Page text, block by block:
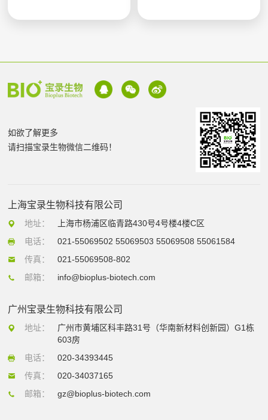
如欲了解更多
请扫描宝录生物微信二维码！
上海宝录生物科技有限公司
地址：
上海市杨浦区临青路430号4号楼4楼C区
电话：
021-55069502 55069503 55069508 55061584
传真：
021-55069508-802
邮箱：
info@bioplus-biotech.com
广州宝录生物科技有限公司
地址：
广州市黄埔区科丰路31号（华南新材料创新园）G1栋
603房
电话：
020-34393445
传真：
020-34037165
邮箱：
gz@bioplus-biotech.com